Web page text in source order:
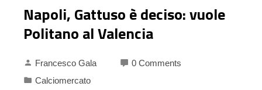
Napoli, Gattuso è deciso: vuole
Politano al Valencia
Francesco Gala
0 Comments
Calciomercato